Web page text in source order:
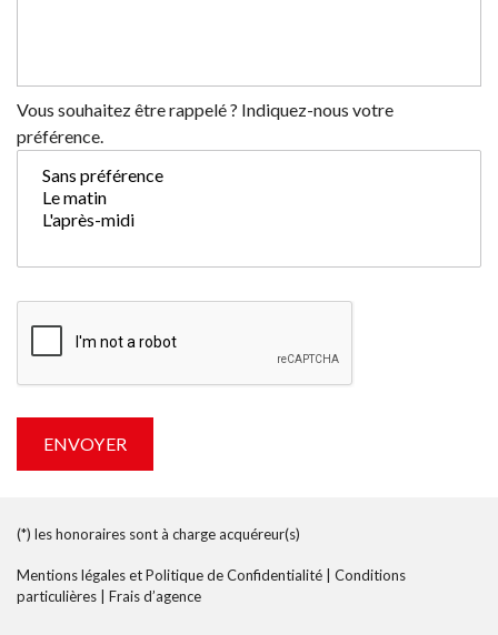
Vous souhaitez être rappelé ? Indiquez-nous votre
préférence.
(*) les honoraires sont à charge acquéreur(s)
Mentions légales et Politique de Confidentialité
Conditions
particulières
Frais d’agence